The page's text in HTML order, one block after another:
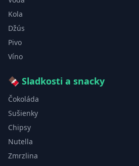
Kola
Džús
Pivo
Víno
🍫 Sladkosti a snacky
Čokoláda
Sušienky
Chipsy
Nutella
Zmrzlina